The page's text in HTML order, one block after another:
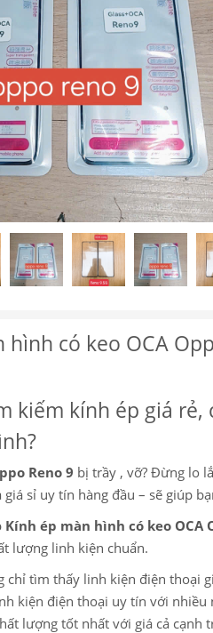
hình có keo OCA
kiếm kính ép giá
Reno 9 bị trầy , vỡ? Đừng lo
sỉ uy tín hàng đầu – sẽ giúp
Kính ép màn hình có keo OCA
lượng linh kiện chuẩn.
chỉ tìm thấy linh kiện điện thoại
kiện điện thoại uy tín với
lượng tốt nhất với giá cả cạnh